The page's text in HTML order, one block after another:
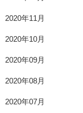
2020年11月
2020年10月
2020年09月
2020年08月
2020年07月